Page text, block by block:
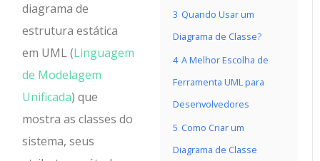
3 Quando Usar um
Diagrama de Classe?
4 A Melhor Escolha de
Ferramenta UML para
Desenvolvedores
5 Como Criar um
Diagrama de Classe
diagrama de
estrutura estática
em UML (Linguagem
de Modelagem
Unificada) que
mostra as classes do
sistema, seus